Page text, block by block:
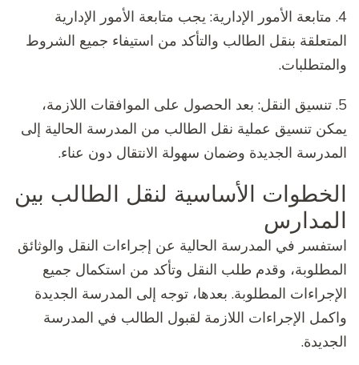
4. متابعة الأمور الإدارية: يجب متابعة الأمور الإدارية
المتعلقة بنقل الطالب والتأكد من استيفاء جميع الشروط
والمتطلبات.
5. تنسيق النقل: بعد الحصول على الموافقات اللازمة،
يمكن تنسيق عملية نقل الطالب من المدرسة الحالية إلى
المدرسة الجديدة وضمان سهولة الانتقال دون عناء.
الخطوات الأساسية لنقل الطالب بين
المدارس
استفسر في المدرسة الحالية عن إجراءات النقل والوثائق
المطلوبة، وقدم طلب النقل وتأكد من استكمال جميع
الإجراءات المطلوبة. بعدها، توجه إلى المدرسة الجديدة
واكمل الإجراءات اللازمة لقبول الطالب في المدرسة
الجديدة.